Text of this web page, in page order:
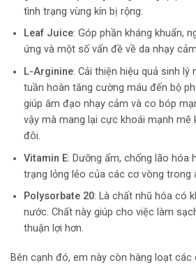
tình trạng vùng kín bị rộng.
Leaf Juice: Góp phần kháng khuẩn,
ứng và một số vấn đề về da nhạy
L-Arginine: Cải thiện hiệu quả sinh lý
tuần hoàn tăng cường máu đến bộ
giúp âm đạo nhạy cảm và co bóp
vậy mà mang lại cực khoái mạnh mẽ
đôi.
Vitamin E: Dưỡng ẩm, chống lão hóa
trạng lỏng lẻo của các cơ vòng trong
Polysorbate 20: Là chất nhũ hóa có
nước. Chất này giúp cho việc làm
thuận lợi hơn.
Bên cạnh đó, em này còn hàng loạt